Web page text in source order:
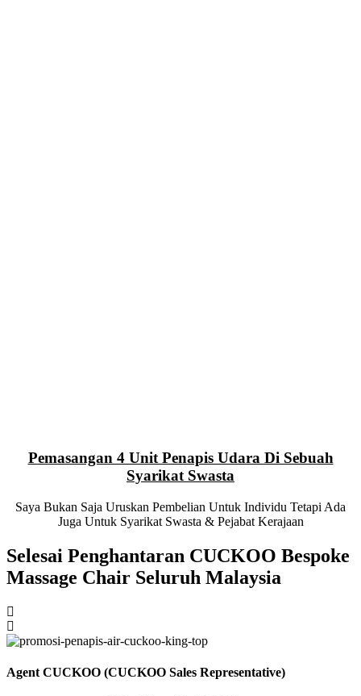
Pemasangan 4 Unit Penapis Udara Di Sebuah
Syarikat Swasta
Saya Bukan Saja Uruskan Pembelian Untuk Individu Tetapi Ada
Juga Untuk Syarikat Swasta & Pejabat Kerajaan
Selesai Penghantaran CUCKOO Bespoke
Massage Chair Seluruh Malaysia
Agent CUCKOO (CUCKOO Sales Representative)